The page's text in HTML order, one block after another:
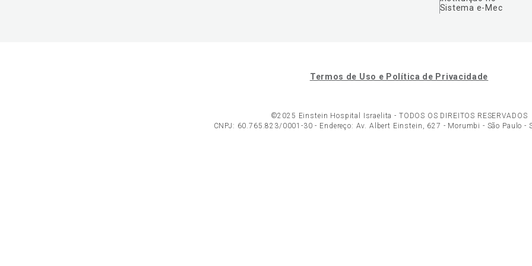
Sistema e-Mec
Termos de Uso e Política de Privacidade
©2025 Einstein Hospital Israelita - TODOS OS DIREITOS RESERVADOS
CNPJ: 60.765.823/0001-30 - Endereço: Av. Albert Einstein, 627 - Morumbi - São Paulo -